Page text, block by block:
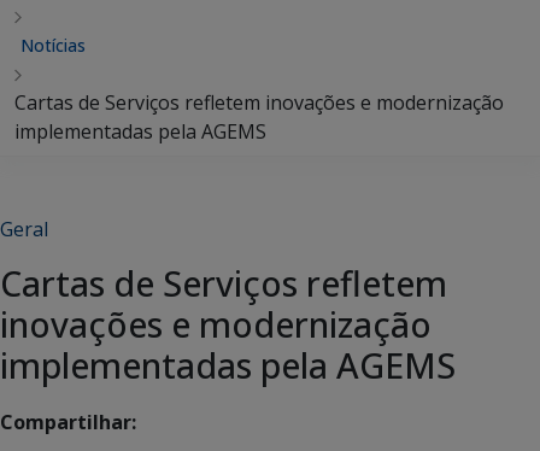
Notícias
Cartas de Serviços refletem inovações e modernização
implementadas pela AGEMS
Geral
Cartas de Serviços refletem
inovações e modernização
implementadas pela AGEMS
Compartilhar: